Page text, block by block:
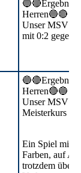
Herren🔵🔴
Unser MSV
mit 0:2 gegen
Herren🔴🔵
Unser MSV
Meisterkurs
Ein Spiel mit
Farben, auf
trotzdem